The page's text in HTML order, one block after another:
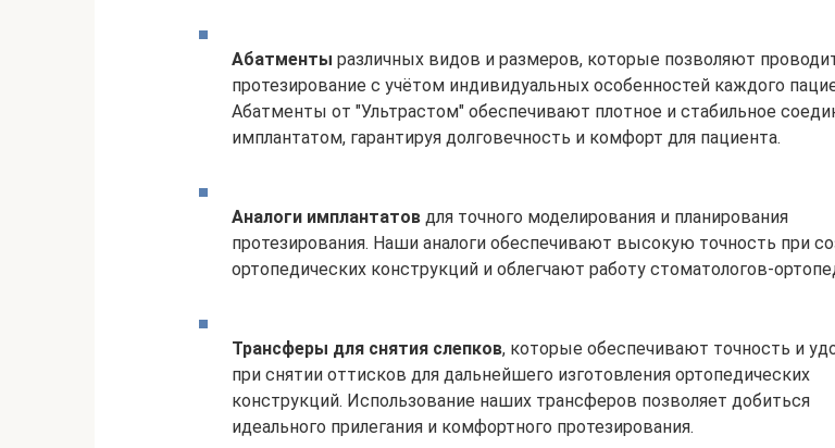
Абатменты различных видов и размеров, которые позволяют
протезирование с учётом индивидуальных особенностей каждого
Абатменты от "Ультрастом" обеспечивают плотное и стабильное
имплантатом, гарантируя долговечность и комфорт для пациента.
Аналоги имплантатов для точного моделирования и планирования
протезирования. Наши аналоги обеспечивают высокую точность при
ортопедических конструкций и облегчают работу стоматологов-
Трансферы для снятия слепков, которые обеспечивают точность и
при снятии оттисков для дальнейшего изготовления ортопедических
конструкций. Использование наших трансферов позволяет добиться
идеального прилегания и комфортного протезирования.